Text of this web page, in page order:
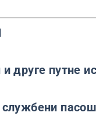
друге путне